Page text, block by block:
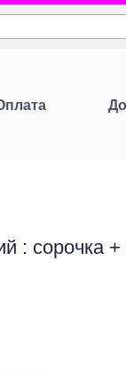
: сорочка